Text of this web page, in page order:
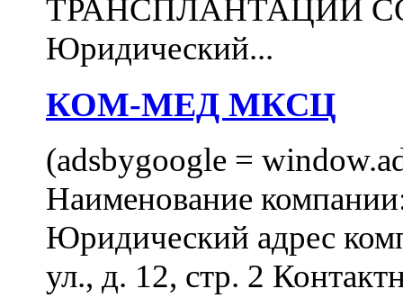
ТРАНСПЛАНТАЦИИ
Юридический...
КОМ-МЕД МКСЦ
(adsbygoogle =
Наименование
Юридический адрес
ул., д. 12, стр. 2